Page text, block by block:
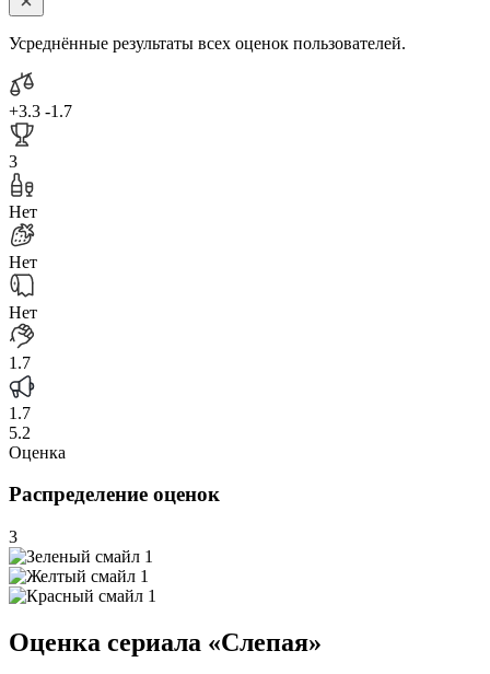
Усреднённые результаты всех оценок пользователей.
+3.3 -1.7
3
Нет
Нет
Нет
1.7
1.7
5.2
Оценка
Распределение оценок
3
1
1
1
Оценка сериала «Слепая»